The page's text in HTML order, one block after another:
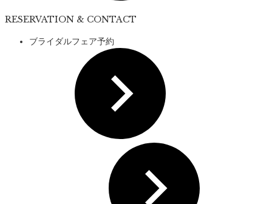
RESERVATION & CONTACT
ブライダルフェア予約